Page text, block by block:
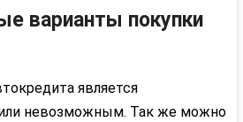
варианты покупки
является
невозможным. Так же можно